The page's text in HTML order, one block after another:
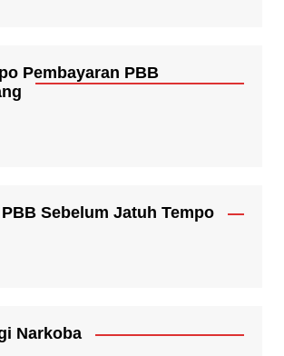
Pembayaran PBB
Sebelum Jatuh Tempo
Narkoba